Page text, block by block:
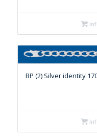
BP (2) Silver identity